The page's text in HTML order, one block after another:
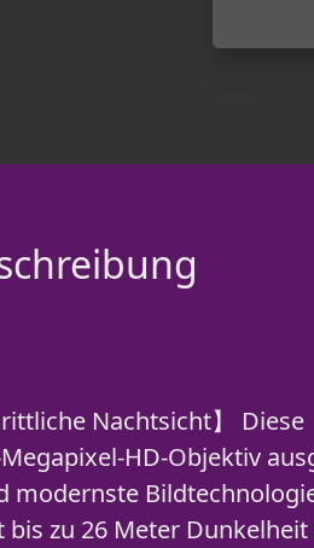
Nachtsicht】 Diese
HD-Objektiv
modernste
zu 26 Meter